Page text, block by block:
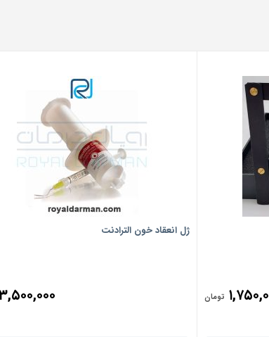
تومان
ژل انعقاد خون الترادنت